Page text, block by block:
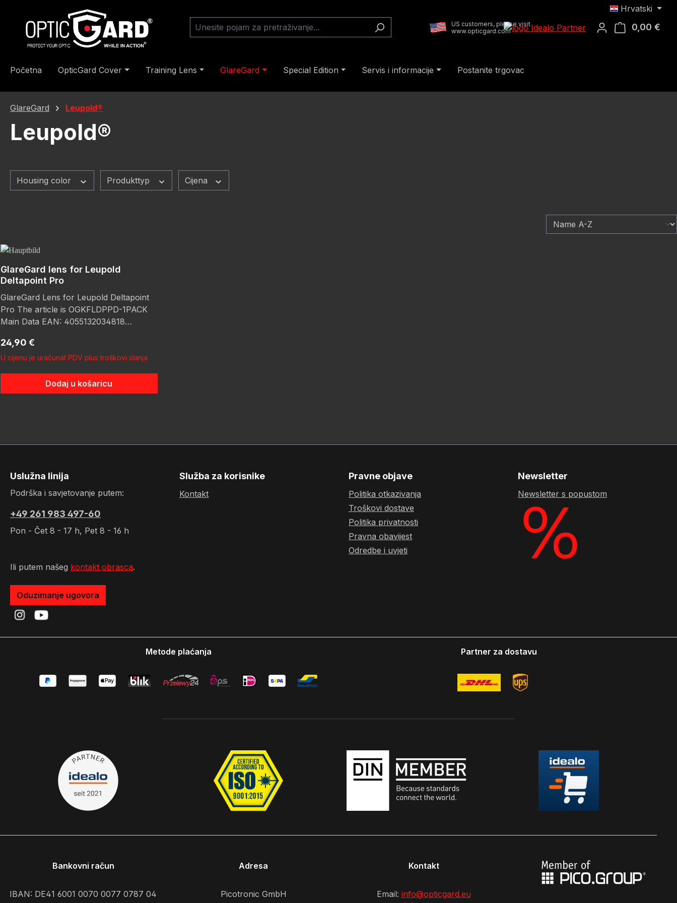
na glavni sadržaj
Preskoči na pretraživanje
Preskoči na glavnu navigaciju Hrvatski
US customers, please visit
www.opticgard.com
0,00 €
Početna OpticGard Cover Training Lens GlareGard Special Edition Servis i informacije Postanite trgovac
GlareGard Leupold®
Leupold®
Housing color Produkttyp Cijena
GlareGard lens for Leupold
Deltapoint Pro
GlareGard Lens for Leupold Deltapoint
Pro The article is OGKFLDPPD-1PACK
Main Data EAN: 4055132034818
Parameters Material: Thermoplastisches
Polyurethane (TPU) & Polycarbonate
exception: no Product Safety
Information Manufacturer Picotronic
Picotronic GmbH Rudolf-Diesel-Str.2a
Redovna cijena:
24,90 €
U cijenu je uračunat PDV plus troškovi slanja
Dodaj u košaricu
Uslužna linija
Podrška i savjetovanje putem:
+49 261 983 497-60
Pon - Čet 8 - 17 h, Pet 8 - 16 h
Ili putem našeg kontakt obrasca.
Oduzimanje ugovora
Služba za korisnike
Kontakt
Pravne objave
Politika otkazivanja
Troškovi dostave
Politika privatnosti
Pravna obavijest
Odredbe i uvjeti
Newsletter
Newsletter s popustom
Metode plaćanja Partner za dostavu
Bankovni račun
IBAN: DE41 6001 0070 0077 0787 04
Adresa
Picotronic GmbH
Kontakt
Email: info@opticgard.eu